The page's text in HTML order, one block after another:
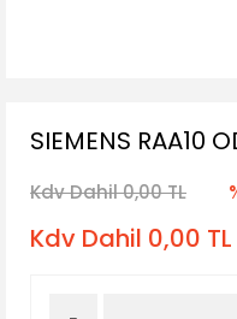
SIEMENS RAA10
Kdv Dahil 0,00 TL
Kdv Dahil 0,00 TL